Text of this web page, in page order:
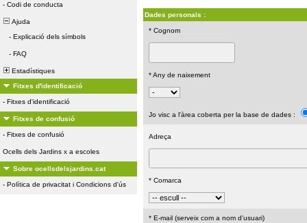
- Codi de conducta
Ajuda
- Explicació dels símbols
- FAQ
Estadístiques
Fitxes d'identificació
- Fitxes d'identificació
Fitxes de confusió
- Fitxes de confusió
Ocells dels Jardins x a escoles
Sobre ocellsdelsjardins.cat
- Política de privacitat i Condicions d'ús
Dades personals :
* Cognom
* Any de naixement
Jo visc a l'àrea coberta per la base de dades :
Adreça
* Comarca
* E-mail (serveix com a nom d'usuari)